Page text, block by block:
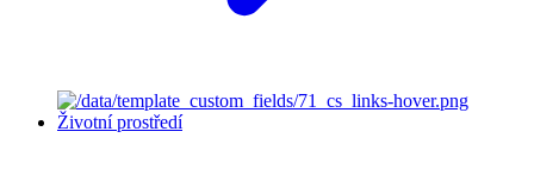
Životní prostředí